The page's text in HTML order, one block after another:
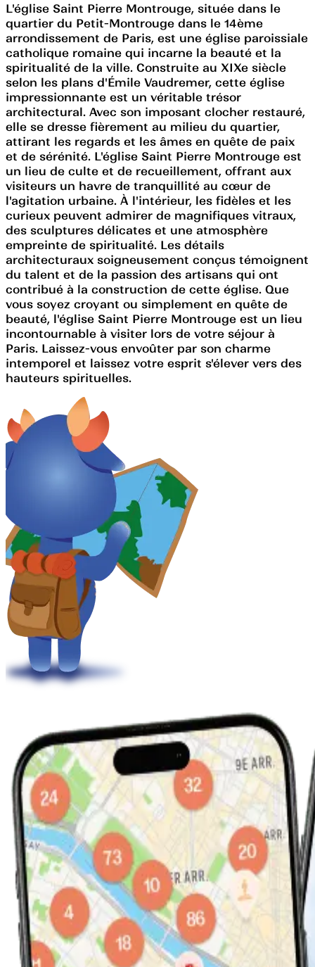
L'église Saint Pierre Montrouge, située dans le
quartier du Petit-Montrouge dans le 14ème
arrondissement de Paris, est une église paroissiale
catholique romaine qui incarne la beauté et la
spiritualité de la ville. Construite au XIXe siècle
selon les plans d'Émile Vaudremer, cette église
impressionnante est un véritable trésor
architectural. Avec son imposant clocher restauré,
elle se dresse fièrement au milieu du quartier,
attirant les regards et les âmes en quête de paix
et de sérénité. L'église Saint Pierre Montrouge est
un lieu de culte et de recueillement, offrant aux
visiteurs un havre de tranquillité au cœur de
l'agitation urbaine. À l'intérieur, les fidèles et les
curieux peuvent admirer de magnifiques vitraux,
des sculptures délicates et une atmosphère
empreinte de spiritualité. Les détails
architecturaux soigneusement conçus témoignent
du talent et de la passion des artisans qui ont
contribué à la construction de cette église. Que
vous soyez croyant ou simplement en quête de
beauté, l'église Saint Pierre Montrouge est un lieu
incontournable à visiter lors de votre séjour à
Paris. Laissez-vous envoûter par son charme
intemporel et laissez votre esprit s'élever vers des
hauteurs spirituelles.